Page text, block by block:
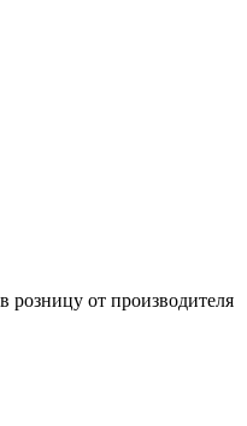
розницу от производителя